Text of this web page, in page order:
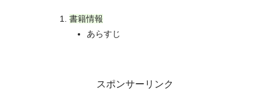
書籍情報
あらすじ
スポンサーリンク